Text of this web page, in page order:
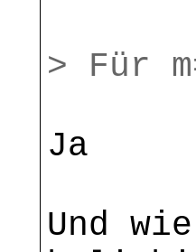
> Für
Ja
Und